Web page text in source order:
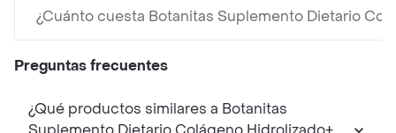
¿Cuánto cuesta Botanitas Suplemento Dietario
Preguntas frecuentes
¿Qué productos similares a Botanitas